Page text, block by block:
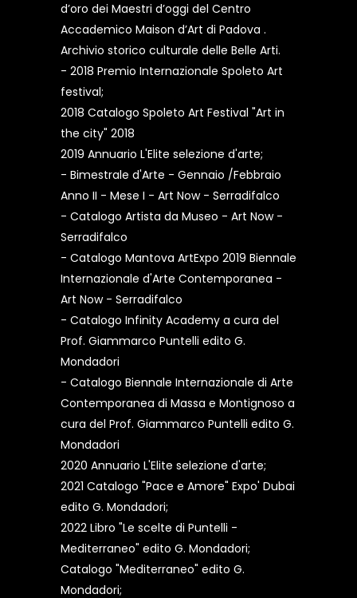
d’oro dei Maestri d’oggi del Centro
Accademico Maison d’Art di Padova .
Archivio storico culturale delle Belle Arti.
- 2018 Premio Internazionale Spoleto Art
festival;
2018 Catalogo Spoleto Art Festival "Art in
the city" 2018
2019 Annuario L'Elite selezione d'arte;
- Bimestrale d'Arte - Gennaio /Febbraio
Anno II - Mese I - Art Now - Serradifalco
- Catalogo Artista da Museo - Art Now -
Serradifalco
- Catalogo Mantova ArtExpo 2019 Biennale
Internazionale d'Arte Contemporanea -
Art Now - Serradifalco
- Catalogo Infinity Academy a cura del
Prof. Giammarco Puntelli edito G.
Mondadori
- Catalogo Biennale Internazionale di Arte
Contemporanea di Massa e Montignoso a
cura del Prof. Giammarco Puntelli edito G.
Mondadori
2020 Annuario L'Elite selezione d'arte;
2021 Catalogo "Pace e Amore" Expo' Dubai
edito G. Mondadori;
2022 Libro "Le scelte di Puntelli -
Mediterraneo" edito G. Mondadori;
Catalogo "Mediterraneo" edito G.
Mondadori;